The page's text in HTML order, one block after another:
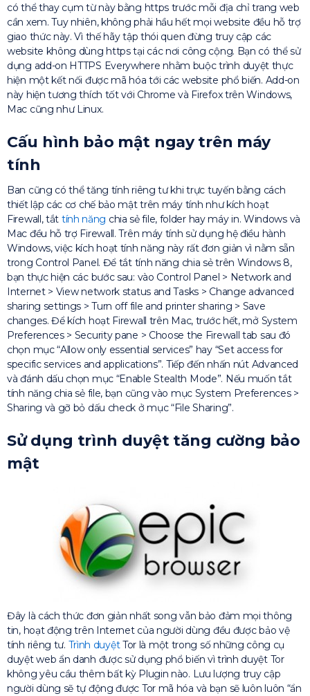
có thể thay cụm từ này bằng https trước mỗi địa chỉ trang web
cần xem. Tuy nhiên, không phải hầu hết mọi website đều hỗ trợ
giao thức này. Vì thế hãy tập thói quen đừng truy cập các
website không dùng https tại các nơi công cộng. Bạn có thể sử
dụng add-on HTTPS Everywhere nhằm buộc trình duyệt thực
hiện một kết nối được mã hóa tới các website phổ biến. Add-on
này hiện tương thích tốt với Chrome và Firefox trên Windows,
Mac cũng như Linux.
Cấu hình bảo mật ngay trên máy
tính
Ban cũng có thể tăng tính riêng tư khi trực tuyến bằng cách
thiết lập các cơ chế bảo mật trên máy tính như kích hoạt
Firewall, tắt tính năng chia sẻ file, folder hay máy in. Windows và
Mac đều hỗ trợ Firewall. Trên máy tính sử dụng hệ điều hành
Windows, việc kích hoạt tính năng này rất đơn giản vì nằm sẵn
trong Control Panel. Để tắt tính năng chia sẻ trên Windows 8,
bạn thực hiện các bước sau: vào Control Panel > Network and
Internet > View network status and Tasks > Change advanced
sharing settings > Turn off file and printer sharing > Save
changes. Để kích hoạt Firewall trên Mac, trước hết, mở System
Preferences > Security pane > Choose the Firewall tab sau đó
chọn mục “Allow only essential services” hay “Set access for
specific services and applications”. Tiếp đến nhấn nút Advanced
và đánh dấu chọn mục “Enable Stealth Mode”. Nếu muốn tắt
tính năng chia sẻ file, bạn cũng vào mục System Preferences >
Sharing và gỡ bỏ dấu check ở mục “File Sharing”.
Sử dụng trình duyệt tăng cường bảo
mật
Đây là cách thức đơn giản nhất song vẫn bảo đảm mọi thông
tin, hoạt động trên Internet của người dùng đều được bảo vệ
tính riêng tư. Trình duyệtTor là một trong số những công cụ
duyệt web ẩn danh được sử dụng phổ biến vì trình duyệt Tor
không yêu cầu thêm bất kỳ Plugin nào. Lưu lượng truy cập
người dùng sẽ tự động được Tor mã hóa và bạn sẽ luôn luôn “ẩn